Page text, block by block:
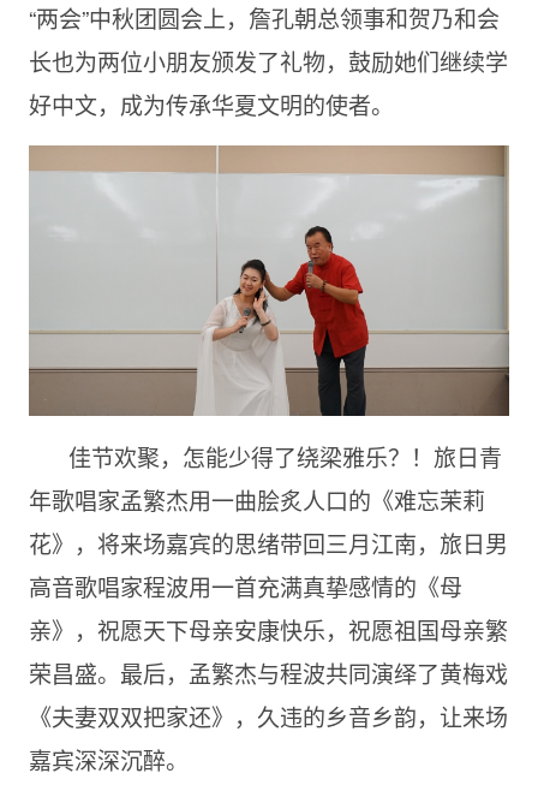
“两会”中秋团圆会上，詹孔朝总领事和贺乃和会
长也为两位小朋友颁发了礼物，鼓励她们继续学
好中文，成为传承华夏文明的使者。
佳节欢聚，怎能少得了绕梁雅乐？！旅日青
年歌唱家孟繁杰用一曲脍炙人口的《难忘茉莉
花》，将来场嘉宾的思绪带回三月江南，旅日男
高音歌唱家程波用一首充满真挚感情的《母
亲》，祝愿天下母亲安康快乐，祝愿祖国母亲繁
荣昌盛。最后，孟繁杰与程波共同演绎了黄梅戏
《夫妻双双把家还》，久违的乡音乡韵，让来场
嘉宾深深沉醉。